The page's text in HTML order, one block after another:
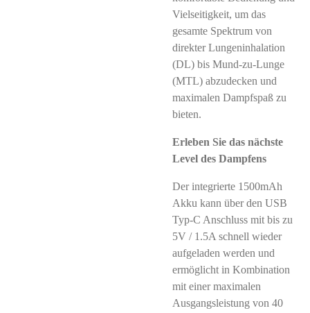
Vielseitigkeit, um das
gesamte Spektrum von
direkter Lungeninhalation
(DL) bis Mund-zu-Lunge
(MTL) abzudecken und
maximalen Dampfspaß zu
bieten.
Erleben Sie das nächste
Level des Dampfens
Der integrierte 1500mAh
Akku kann über den USB
Typ-C Anschluss mit bis zu
5V / 1.5A schnell wieder
aufgeladen werden und
ermöglicht in Kombination
mit einer maximalen
Ausgangsleistung von 40